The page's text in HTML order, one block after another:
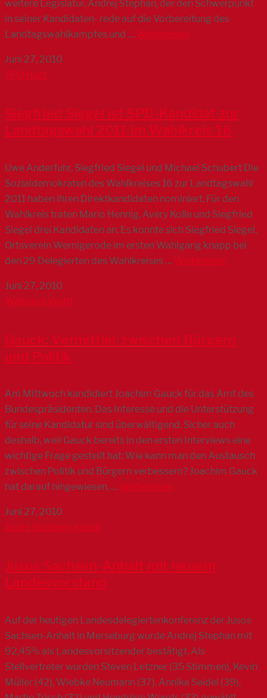
weitere Legislatur. Andrej Stephan, der den Schwerpunkt
in seiner Kandidaten- rede auf die Vorbereitung des
Landtagswahlkampfes und … Weiterlesen
Juni 27, 2010
SPD Harz
Siegfried Siegel ist SPD-Kandidat zur
Landtagswahl 2011 im Wahlkreis 16
Uwe Anderfuhr, Siegfried Siegel und Michael Schubert Die
Sozialdemokraten des Wahlkreises 16 zur Landtagswahl
2011 haben ihren Direktkandidaten nominiert. Für den
Wahlkreis traten Mario Hennig, Avery Kolle und Siegfried
Siegel drei Kandidaten an. Es konnte sich Siegfried Siegel,
Ortsverein Wernigerode im ersten Wahlgang knapp bei
den 29 Delegierten des Wahlkreises … Weiterlesen
Juni 27, 2010
Waltraud Wolff
Gauck: Vermittler zwischen Bürgern
und Politik
Am Mittwoch kandidiert Joachim Gauck für das Amt des
Bundespräsidenten. Das Interesse und die Unterstützung
für seine Kandidatur sind überwältigend. Sicher auch
deshalb, weil Gauck bereits in den ersten Interviews eine
wichtige Frage gestellt hat: Wie kann man den Austausch
zwischen Politik und Bürgern verbessern? Joachim Gauck
hat darauf hingewiesen, … Weiterlesen
Juni 27, 2010
Jusos Sachsen-Anhalt
Jusos Sachsen-Anhalt mit neuem
Landesvorstand
Auf der heutigen Landesdelegiertenkonferenz der Jusos
Sachsen-Anhalt in Merseburg wurde Andrej Stephan mit
92,45% als Landesvorsitzender bestätigt. Als
Stellvertreter wurden Steven Letzner (35 Stimmen), Kevin
Müller (42), Wiebke Neumann (37), Annika Seidel (39),